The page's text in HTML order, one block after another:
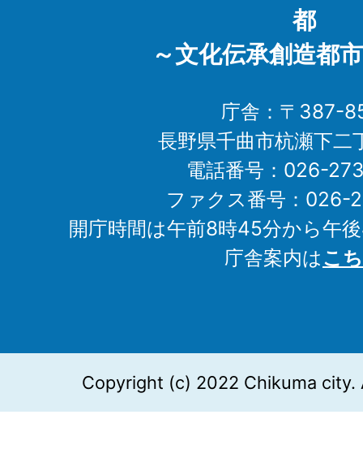
都
～文化伝承創造都
庁舎：〒387-
長野県千曲市杭瀬下二
電話番号：026-
ファクス番号：026-
開庁時間は午前8時45分から午
庁舎案内はこ
Copyright (c) 2022 Chikuma city.